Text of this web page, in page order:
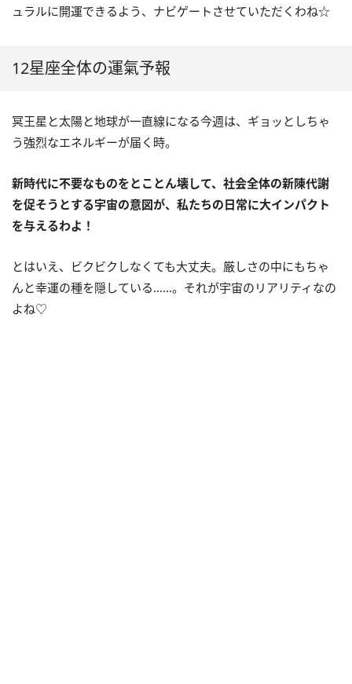
ュラルに開運できるよう、ナビゲートさせていただくわね☆
12星座全体の運氣予報
冥王星と太陽と地球が一直線になる今週は、ギョッとしちゃ
う強烈なエネルギーが届く時。
新時代に不要なものをとことん壊して、社会全体の新陳代謝
を促そうとする宇宙の意図が、私たちの日常に大インパクト
を与えるわよ！
とはいえ、ビクビクしなくても大丈夫。厳しさの中にもちゃ
んと幸運の種を隠している……。それが宇宙のリアリティなの
よね♡